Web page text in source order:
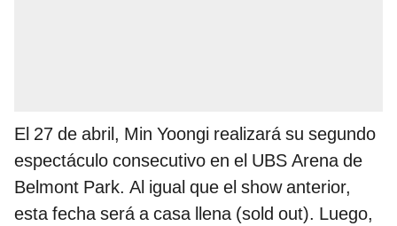
El 27 de abril, Min Yoongi realizará su segundo
espectáculo consecutivo en el UBS Arena de
Belmont Park. Al igual que el show anterior,
esta fecha será a casa llena (sold out). Luego,